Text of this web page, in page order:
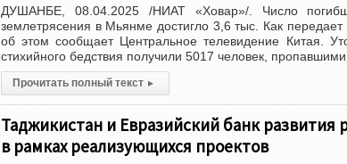
ДУШАНБЕ, 08.04.2025 /НИАТ «Ховар»/. Число
землетрясения в Мьянме достигло 3,6 тыс. Как
об этом сообщает Центральное телевидение Китая.
стихийного бедствия получили 5017 человек, пропавшими
Прочитать полный текст ▸
Таджикистан и Евразийский банк
в рамках реализующихся проектов